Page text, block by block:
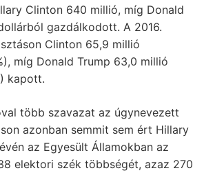
Clinton 640 millió, míg Donald
gazdálkodott. A 2016.
Clinton 65,9 millió
míg Donald Trump 63,0 millió
kapott.
több szavazat az úgynevezett
azonban semmit sem ért Hillary
az Egyesült Államokban az
elektori szék többségét, azaz 270